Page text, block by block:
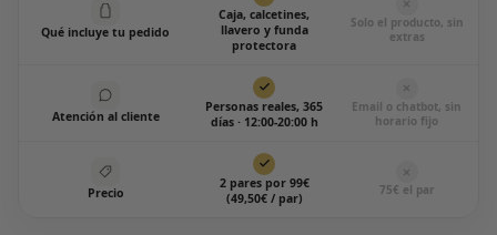
Qué incluye tu pedido
Caja, calcetines,
llavero y funda
protectora
Solo el producto, sin
extras
Atención al cliente
Personas reales, 365
días · 12:00-20:00 h
Email o chatbot, sin
horario fijo
Precio
2 pares por 99€
(49,50€ / par)
75€ el par